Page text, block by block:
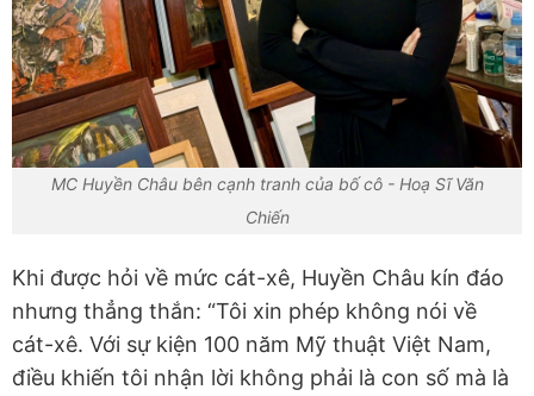
MC Huyền Châu bên cạnh tranh của bố cô - Hoạ Sĩ Văn
Chiến
Khi được hỏi về mức cát-xê, Huyền Châu kín đáo
nhưng thẳng thắn: “Tôi xin phép không nói về
cát-xê. Với sự kiện 100 năm Mỹ thuật Việt Nam,
điều khiến tôi nhận lời không phải là con số mà là